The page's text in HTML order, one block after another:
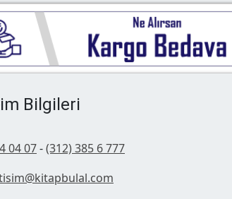
Bilgileri
04 07-(312) 385 6 777